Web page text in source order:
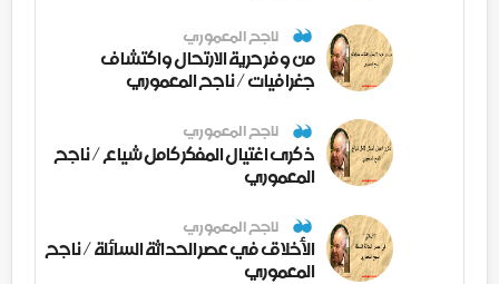
ناجح المعموري
من وفر حرية الارتحال واكتشاف
جغرافيات / ناجح المعموري
ناجح المعموري
ذكرى اغتيال المفكر كامل شياع / ناجح
المعموري
ناجح المعموري
الأخلاق في عصر الحداثة السائلة / ناجح
المعموري